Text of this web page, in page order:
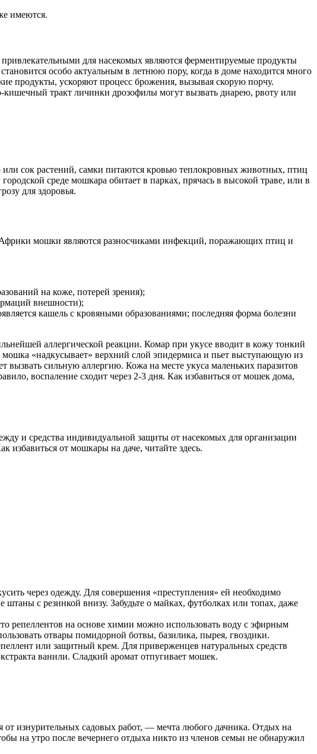
имеются.
для насекомых являются ферментируемые продукты
особо актуальным в летнюю пору, когда в доме находится много
продукты, ускоряют процесс брожения, вызывая скорую порчу.
тракт личинки дрозофилы могут вызвать диарею, рвоту или
сок растений, самки питаются кровью теплокровных животных, птиц
среде мошкара обитает в парках, прячась в высокой траве, или в
для здоровья.
мошки являются разносчиками инфекций, поражающих птиц и
на коже, потерей зрения);
внешности);
кашель с кровяными образованиями; последняя форма болезни
аллергической реакции. Комар при укусе вводит в кожу тонкий
«надкусывает» верхний слой эпидермиса и пьет выступающую из
сильную аллергию. Кожа на месте укуса маленьких паразитов
воспаление сходит через 2-3 дня. Как избавиться от мошек дома,
и средства индивидуальной защиты от насекомых для организации
избавиться от мошкары на даче, читайте здесь.
через одежду. Для совершения «преступления» ей необходимо
с резинкой внизу. Забудьте о майках, футболках или топах, даже
репеллентов на основе химии можно использовать воду с эфирным
отвары помидорной ботвы, базилика, пырея, гвоздики.
или защитный крем. Для приверженцев натуральных средств
ванили. Сладкий аромат отпугивает мошек.
от изнурительных садовых работ, — мечта любого дачника. Отдых на
на утро после вечернего отдыха никто из членов семьи не обнаружил